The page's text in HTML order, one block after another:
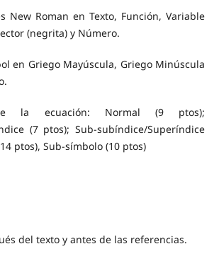
New Roman en Texto, Función, Variable
(negrita) y Número.
en Griego Mayúscula, Griego Minúscula
la ecuación: Normal (9 ptos);
(7 ptos); Sub-subíndice/Superíndice
ptos), Sub-símbolo (10 ptos)
del texto y antes de las referencias.